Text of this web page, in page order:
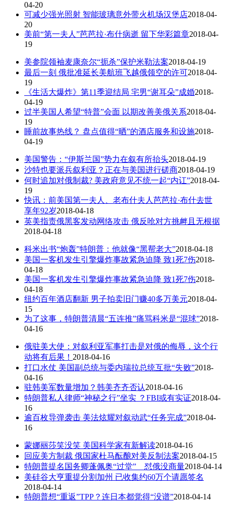
04-20
可减少强光照射 智能玻璃意外带火机场汉堡店2018-04-
20
美前“第一夫人”芭芭拉·布什病逝 留下华彩篇章2018-04-
19
美参院领袖麦康奈尔“扼杀”保护米勒法案2018-04-19
最后一刻 俄批准延长美航班飞越俄领空的许可2018-04-
19
《生活大爆炸》第11季迎结局 宅男“谢耳朵”成婚2018-
04-19
过半美国人希望“特普”会面 以期改善美俄关系2018-04-
19
睡前故事热线？ 盘点值得“晒”的酒店服务和设施2018-
04-19
美国警告：“伊斯兰国”势力在叙有所抬头2018-04-19
沙特也要派兵叙利亚？正在与美国进行磋商2018-04-19
何时追加对俄制裁? 美政府意见不统一起“内讧”2018-04-
19
快讯：前美国第一夫人、老布什夫人芭芭拉·布什去世
享年92岁2018-04-18
英美指责俄黑客发动网络攻击 俄反呛对方挑衅且无根据
2018-04-18
科米出书“炮轰”特朗普：他就像“黑帮老大”2018-04-18
美国一客机发生引擎爆炸事故紧急迫降 致1死7伤2018-
04-18
美国一客机发生引擎爆炸事故紧急迫降 致1死7伤2018-
04-18
纽约百年酒店翻新 男子拍卖旧门赚40多万美元2018-04-
15
为了这事，特朗普清晨“五连推”痛骂科米是“混球”2018-
04-16
俄驻美大使：对叙利亚军事打击是对俄的侮辱，这个行
动将有后果！ 2018-04-16
打口水仗 美国副总统与委内瑞拉总统互批“失败”2018-
04-16
驻韩美军数量增加？韩美齐齐否认2018-04-16
特朗普私人律师“神秘之行”坐实 ？FBI或有实证2018-04-
16
逾百枚导弹袭击 美法炫耀对叙动武“任务完成”2018-04-
16
蒙娜丽莎笑没笑 美国科学家有新解读2018-04-16
回应美方制裁 俄国家杜马酝酿对美反制法案2018-04-15
特朗普提名国务卿蓬佩奥“过堂” 怼俄没商量2018-04-14
美硅谷大亨重提分割加州 已收集约60万个请愿签名
2018-04-14
特朗普想“重返”TPP？连日本都觉得“没谱”2018-04-14